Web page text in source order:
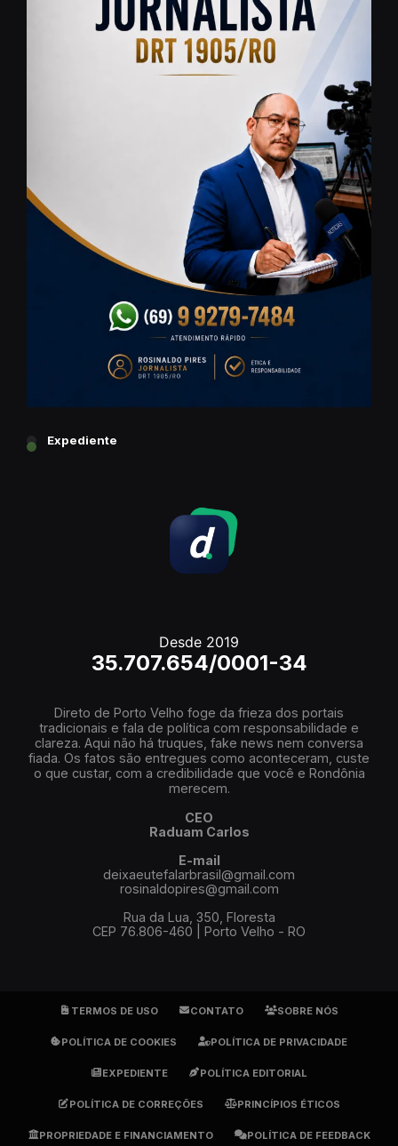
Expediente
Desde 2019
35.707.654/0001-34
Direto de Porto Velho foge da frieza dos portais
tradicionais e fala de política com responsabilidade e
clareza. Aqui não há truques, fake news nem conversa
fiada. Os fatos são entregues como aconteceram, custe
o que custar, com a credibilidade que você e Rondônia
merecem.
CEO
Raduam Carlos
E-mail
deixaeutefalarbrasil@gmail.com
rosinaldopires@gmail.com
Rua da Lua, 350, Floresta
CEP 76.806-460 | Porto Velho - RO
TERMOS DE USO CONTATO SOBRE NÓS
POLÍTICA DE COOKIES POLÍTICA DE PRIVACIDADE
EXPEDIENTE POLÍTICA EDITORIAL
POLÍTICA DE CORREÇÕES PRINCÍPIOS ÉTICOS
PROPRIEDADE E FINANCIAMENTO POLÍTICA DE FEEDBACK